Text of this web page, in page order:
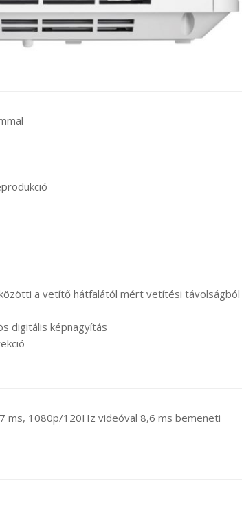
a vetítő hátfalától mért vetítési távolságból
digitális képnagyítás
ms, 1080p/120Hz videóval 8,6 ms bemeneti